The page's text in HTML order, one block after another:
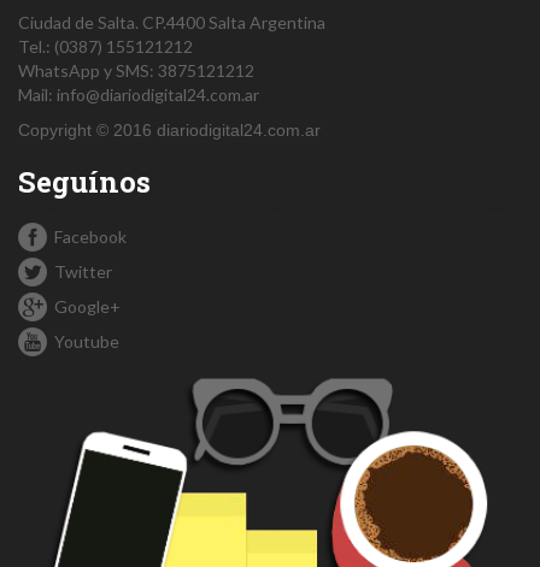
Ciudad de Salta. CP.4400Salta Argentina
Tel.: (0387) 155121212
WhatsApp y SMS: 3875121212
Mail: info@diariodigital24.com.ar
Copyright © 2016 diariodigital24.com.ar
Seguínos
Facebook
Twitter
Google+
Youtube